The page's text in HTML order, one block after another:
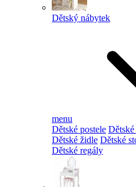
Dětský nábytek
menu
Dětské postele
Dětské židle Dětské
Dětské regály